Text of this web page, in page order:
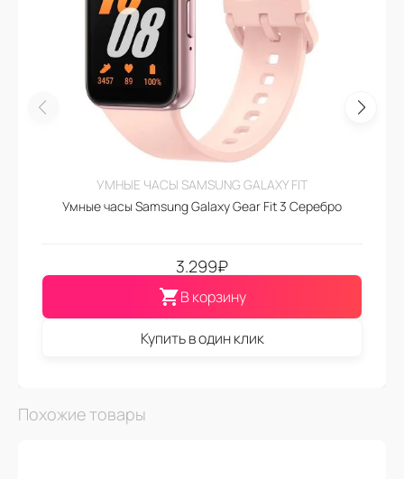
УМНЫЕ ЧАСЫ SAMSUNG GALAXY FIT
Умные часы Samsung Galaxy Gear Fit 3 Серебро
3.299₽
В корзину
Купить в один клик
Похожие товары